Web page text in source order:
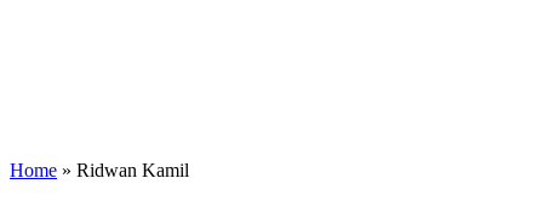
Home » Ridwan Kamil